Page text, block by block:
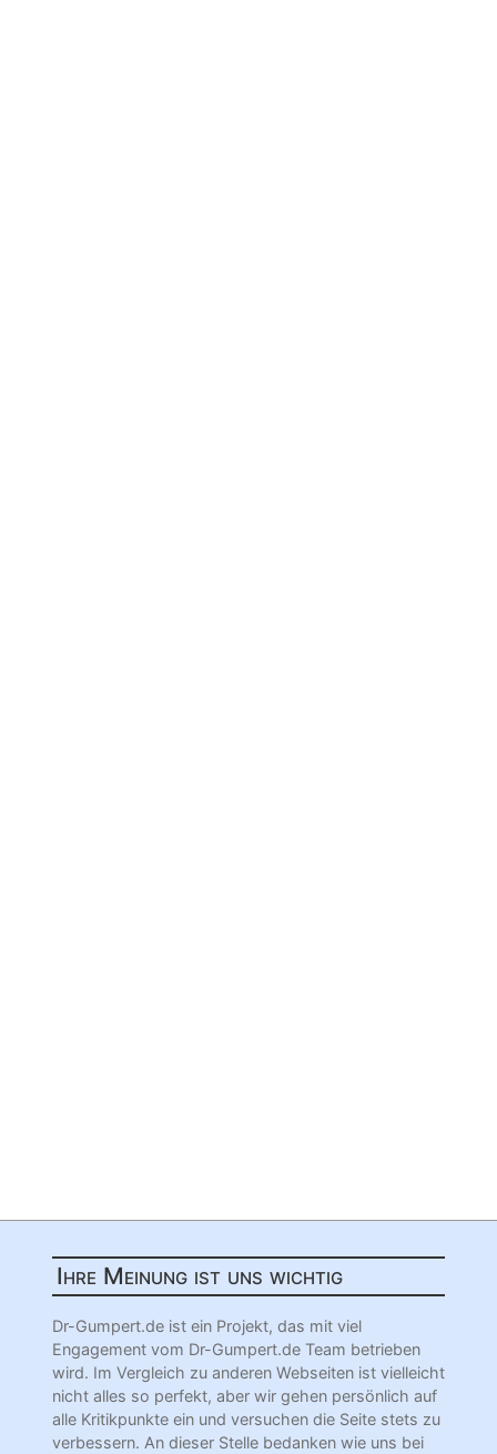
Ihre Meinung ist uns wichtig
Dr-Gumpert.de ist ein Projekt, das mit viel
Engagement vom Dr-Gumpert.de Team betrieben
wird. Im Vergleich zu anderen Webseiten ist vielleicht
nicht alles so perfekt, aber wir gehen persönlich auf
alle Kritikpunkte ein und versuchen die Seite stets zu
verbessern. An dieser Stelle bedanken wie uns bei